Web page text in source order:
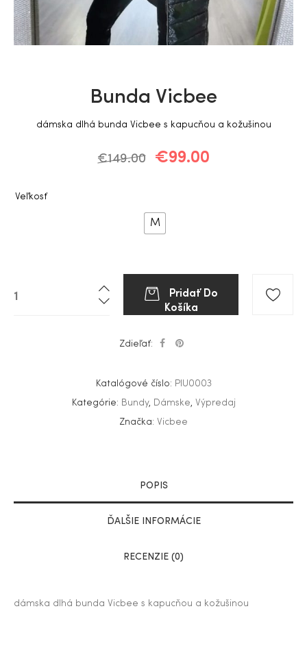
Bunda Vicbee
dámska dlhá bunda Vicbee s kapucňou a kožušinou
€149.00 €99.00
Veľkosť
M
Pridať Do
Košíka
Zdieľať:
Katalógové číslo: PIU0003
Kategórie: Bundy, Dámske, Výpredaj
Značka: Vicbee
POPIS
ĎALŠIE INFORMÁCIE
RECENZIE (0)
dámska dlhá bunda Vicbee s kapucňou a kožušinou